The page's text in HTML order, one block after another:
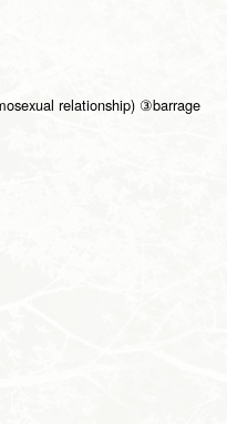
relationship) ③barrage